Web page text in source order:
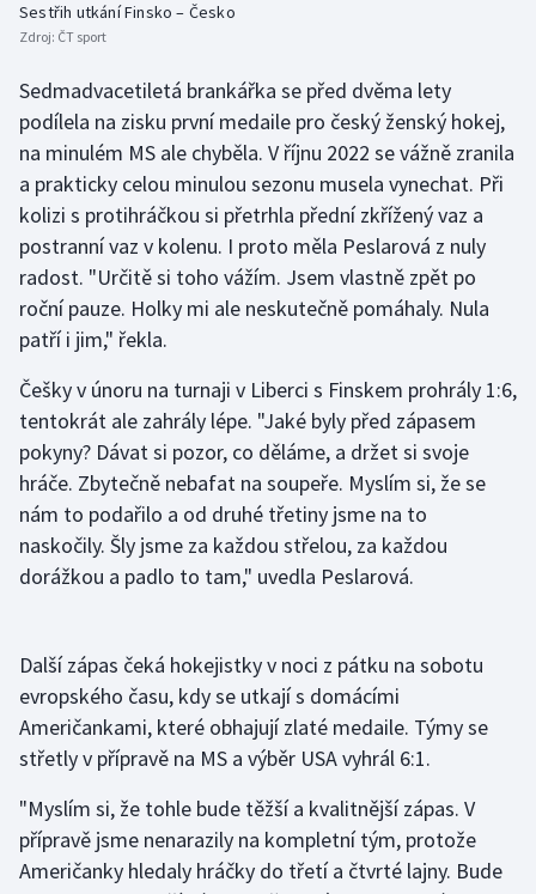
Plážový volejbal
Ragby
Rychlobruslení
Rychlostní kanoistika
Short track
Sportovní střelba
Stolní tenis
Triatlon
Veslování
Vodní slalom
Ostatní
Sestřih utkání Finsko – Česko
Zdroj: ČT sport
Sedmadvacetiletá brankářka se před dvěma lety
podílela na zisku první medaile pro český ženský hokej,
na minulém MS ale chyběla. V říjnu 2022 se vážně zranila
a prakticky celou minulou sezonu musela vynechat. Při
kolizi s protihráčkou si přetrhla přední zkřížený vaz a
postranní vaz v kolenu. I proto měla Peslarová z nuly
radost. "Určitě si toho vážím. Jsem vlastně zpět po
roční pauze. Holky mi ale neskutečně pomáhaly. Nula
patří i jim," řekla.
Češky v únoru na turnaji v Liberci s Finskem prohrály 1:6,
tentokrát ale zahrály lépe. "Jaké byly před zápasem
pokyny? Dávat si pozor, co děláme, a držet si svoje
hráče. Zbytečně nebafat na soupeře. Myslím si, že se
nám to podařilo a od druhé třetiny jsme na to
naskočily. Šly jsme za každou střelou, za každou
dorážkou a padlo to tam," uvedla Peslarová.
Další zápas čeká hokejistky v noci z pátku na sobotu
evropského času, kdy se utkají s domácími
Američankami, které obhajují zlaté medaile. Týmy se
střetly v přípravě na MS a výběr USA vyhrál 6:1.
"Myslím si, že tohle bude těžší a kvalitnější zápas. V
přípravě jsme nenarazily na kompletní tým, protože
Američanky hledaly hráčky do třetí a čtvrté lajny. Bude